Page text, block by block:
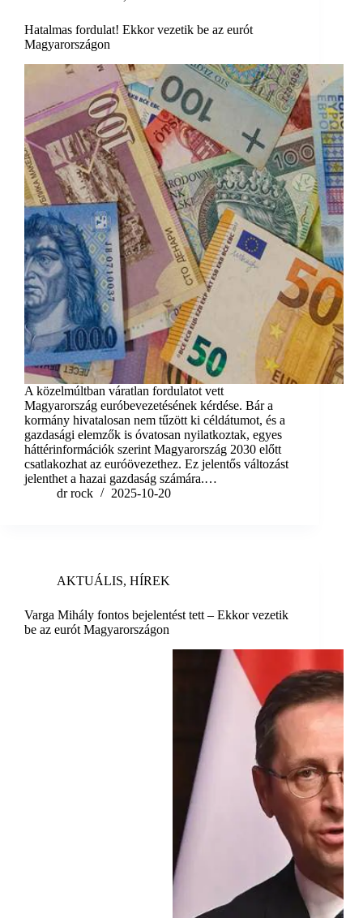
Hatalmas fordulat! Ekkor vezetik be az eurót
Magyarországon
A közelmúltban váratlan fordulatot vett
Magyarország euróbevezetésének kérdése. Bár a
kormány hivatalosan nem tűzött ki céldátumot, és a
gazdasági elemzők is óvatosan nyilatkoztak, egyes
háttérinformációk szerint Magyarország 2030 előtt
csatlakozhat az euróövezethez. Ez jelentős változást
jelenthet a hazai gazdaság számára.…
dr rock
2025-10-20
AKTUÁLIS, HÍREK
Varga Mihály fontos bejelentést tett – Ekkor vezetik
be az eurót Magyarországon